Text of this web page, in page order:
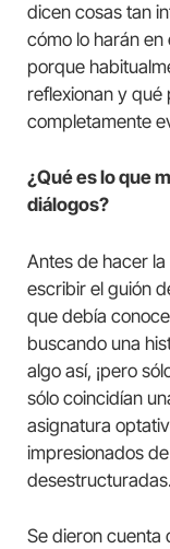
dicen cosas tan
cómo lo harán
porque
reflexionan y qué
completamente
¿Qué es lo que
diálogos?
Antes de hacer
escribir el guión
que debía
buscando una
algo así, ¡pero
sólo coincidían
asignatura
impresionados
Se dieron cuenta